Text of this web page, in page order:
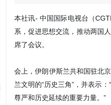
本社讯- 中国国际电视台（
系，促进思想交流，推动两国
席了会议。
会上，伊朗伊斯兰共和国驻北
兰文明的“历史三角”，并表示
尊严和历史延续的重要力量。”